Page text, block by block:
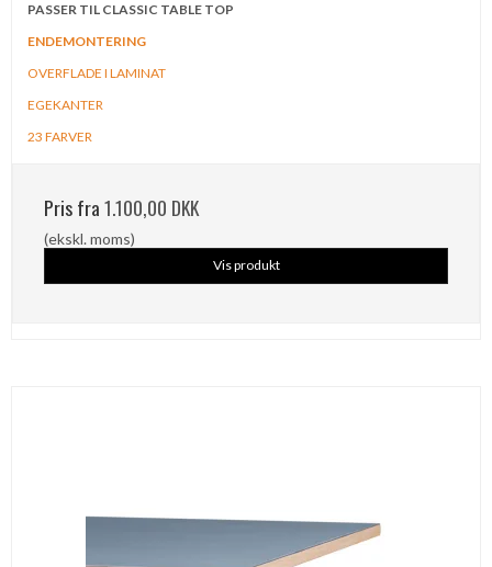
PASSER TIL CLASSIC TABLE TOP
ENDEMONTERING
OVERFLADE I LAMINAT
EGEKANTER
23 FARVER
Pris fra1.100,00 DKK
(ekskl. moms)
Vis produkt